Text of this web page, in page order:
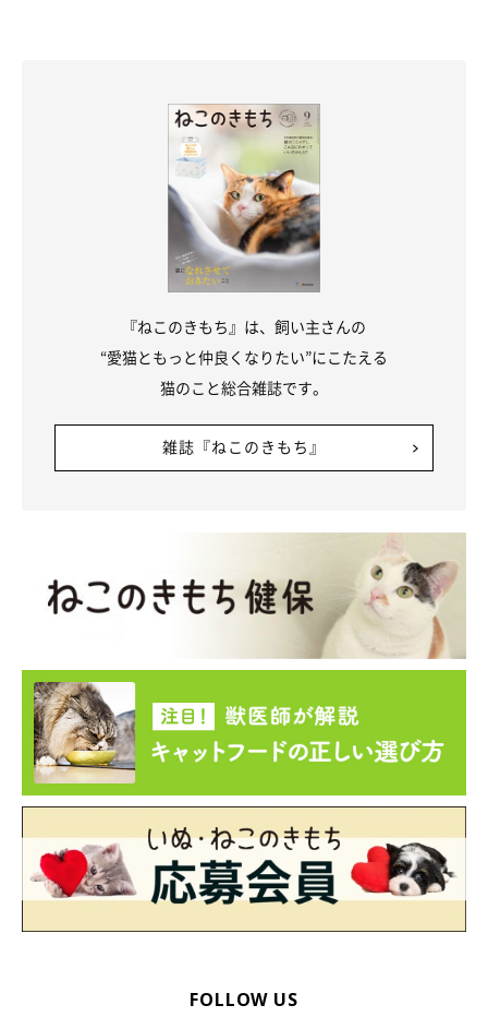
『ねこのきもち』は、飼い主さんの
“愛猫ともっと仲良くなりたい”にこたえる
猫のこと総合雑誌です。
雑誌『ねこのきもち』
FOLLOW US